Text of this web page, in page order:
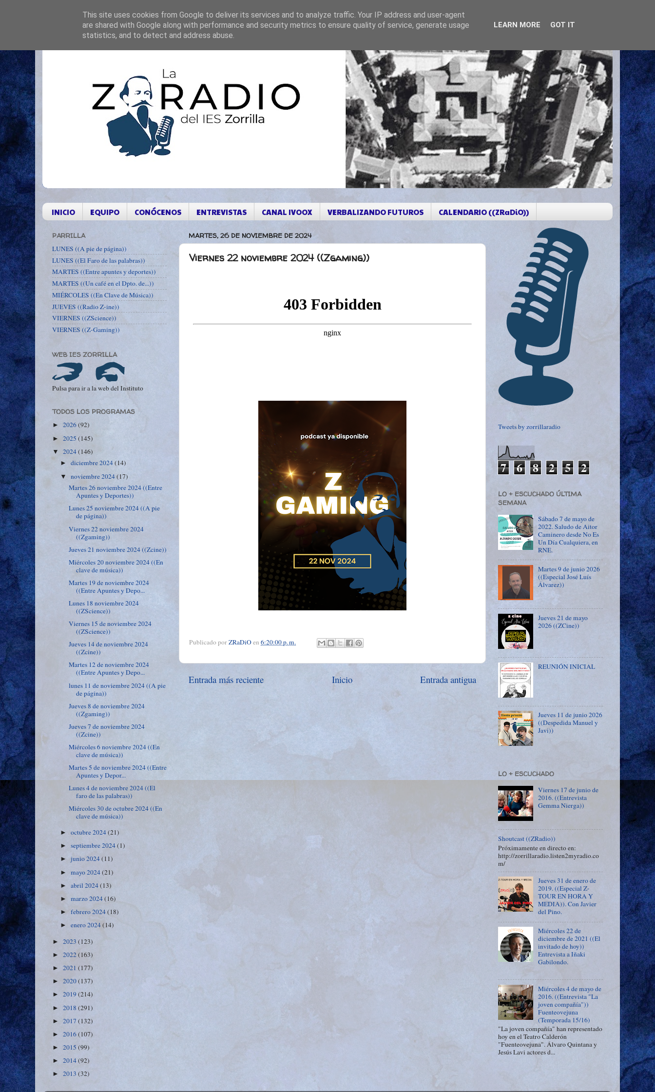
INICIO EQUIPO CONÓCENOS ENTREVISTAS CANAL IVOOX VERBALIZANDO FUTUROS CALENDARIO ((ZRaDiO))
MARTES, 26 DE NOVIEMBRE DE 2024
Viernes 22 noviembre 2024 ((Zgaming))
Publicado porZRaDiOen 6:20:00 p. m.
Entrada más reciente Entrada antigua
Inicio
PARRILLA
LUNES ((A pie de página))
LUNES ((El Faro de las palabras))
MARTES ((Entre apuntes y deportes))
MARTES ((Un café en el Dpto. de...))
MIÉRCOLES ((En Clave de Música))
JUEVES ((Radio Z-ine))
VIERNES ((ZScience))
VIERNES ((Z-Gaming))
WEB IES ZORRILLA
Pulsa para ir a la web del Instituto
TODOS LOS PROGRAMAS
► 2026(92)
► 2025 (145)
▼ 2024(146)
►diciembre 2024(14)
▼noviembre 2024(17)
Martes 26 noviembre 2024 ((Entre
Apuntes y Deportes))
Lunes 25 noviembre 2024 ((A pie
de página))
Viernes 22 noviembre 2024
((Zgaming))
Jueves 21 noviembre 2024 ((Zcine))
Miércoles 20 noviembre 2024 ((En
clave de música))
Martes 19 de noviembre 2024
((Entre Apuntes y Depo...
Lunes 18 noviembre 2024
((ZScience))
Viernes 15 de noviembre 2024
((ZScience))
Jueves 14 de noviembre 2024
((Zcine))
Martes 12 de noviembre 2024
((Entre Apuntes y Depo...
lunes 11 de noviembre 2024 ((A pie
de página))
Jueves 8 de noviembre 2024
((Zgaming))
Jueves 7 de noviembre 2024
((Zcine))
Miércoles 6 noviembre 2024 ((En
clave de música))
Martes 5 de noviembre 2024 ((Entre
Apuntes y Depor...
Lunes 4 de noviembre 2024 ((El
faro de las palabras))
Miércoles 30 de octubre 2024 ((En
clave de música))
►octubre 2024(21)
►septiembre 2024(1)
►junio 2024(11)
►mayo 2024(21)
►abril 2024(13)
►marzo 2024(16)
►febrero 2024(18)
►enero 2024(14)
► 2023 (123)
► 2022(163)
► 2021 (177)
► 2020(137)
► 2019 (214)
► 2018 (291)
► 2017 (132)
► 2016(107)
► 2015 (99)
► 2014(92)
► 2013 (32)
Tweets by zorrillaradio
7 6 8 2 5 2
LO + ESCUCHADO ÚLTIMA
SEMANA
Sábado 7 de mayo de
2022. Saludo de Aitor
Caminero desde No Es
Un Día Cualquiera, en
RNE.
Martes 9 de junio 2026
((Especial José Luís
Álvarez))
Jueves 21 de mayo
2026 ((ZCine))
REUNIÓN INICIAL
Jueves 11 de junio 2026
((Despedida Manuel y
Javi))
LO + ESCUCHADO
Viernes 17 de junio de
2016. ((Entrevista
Gemma Nierga))
Shoutcast ((ZRadio))
Próximamente en directo en:
http://zorrillaradio.listen2myradio.co
m/
Jueves 31 de enero de
2019. ((Especial Z-
TOUR EN HORA Y
MEDIA)). Con Javier
del Pino.
Miércoles 22 de
diciembre de 2021 ((El
invitado de hoy))
Entrevista a Iñaki
Gabilondo.
Miércoles 4 de mayo de
2016. ((Entrevista "La
joven compañía"))
Fuenteovejuna
(Temporada 15/16)
"La joven compañía" han representado
hoy en el Teatro Calderón
"Fuenteovejuna". Álvaro Quintana y
Jesús Lavi actores d...
This site uses cookies from Google to deliver its services and to analyze traffic. Your IP address and user-agent
are shared with Google along with performance and security metrics to ensure quality of service, generate usage
statistics, and to detect and address abuse.
LEARN MORE GOT IT